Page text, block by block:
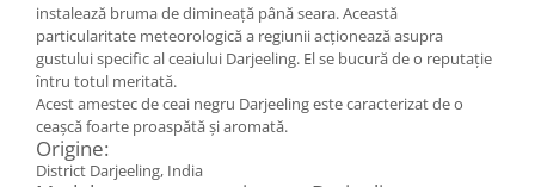
instalează bruma de dimineaţă până seara. Această
particularitate meteorologică a regiunii acţionează asupra
gustului specific al ceaiului Darjeeling. El se bucură de o reputaţie
întru totul meritată.
Acest amestec de ceai negru Darjeeling este caracterizat de o
ceașcă foarte proaspătă și aromată.
Origine:
District Darjeeling, India